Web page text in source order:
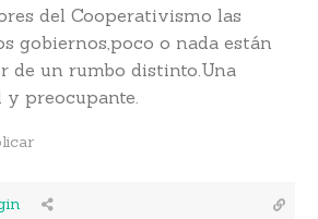
del Cooperativismo las
gobiernos,poco o nada están
de un rumbo distinto.Una
preocupante.